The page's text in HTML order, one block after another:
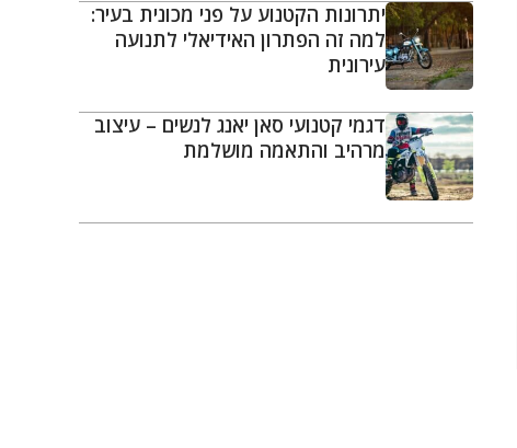
יתרונות הקטנוע על פני מכונית בעיר:
למה זה הפתרון האידיאלי לתנועה
עירונית
דגמי קטנועי סאן יאנג לנשים – עיצוב
מרהיב והתאמה מושלמת